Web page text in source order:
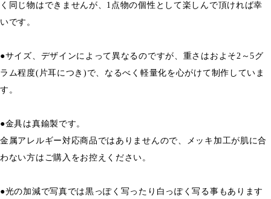
く同じ物はできませんが、1点物の個性として楽しんで頂ければ幸
いです。
●サイズ、デザインによって異なるのですが、重さはおよそ2～5グ
ラム程度(片耳につき)で、なるべく軽量化を心がけて制作していま
す。
●金具は真鍮製です。
金属アレルギー対応商品ではありませんので、メッキ加工が肌に合
わない方はご購入をお控えください。
●光の加減で写真では黒っぽく写ったり白っぽく写る事もあります